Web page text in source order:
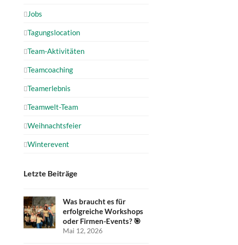
Jobs
Tagungslocation
Team-Aktivitäten
Teamcoaching
Teamerlebnis
Teamwelt-Team
Weihnachtsfeier
Winterevent
Letzte Beiträge
Was braucht es für
erfolgreiche Workshops
oder Firmen-Events? 🎯
Mai 12, 2026